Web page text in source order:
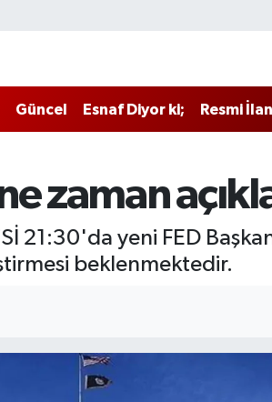
Güncel Esnaf Diyor ki; Resmi İlan
zaman
21:30'da yeni FED
beklenmektedir.